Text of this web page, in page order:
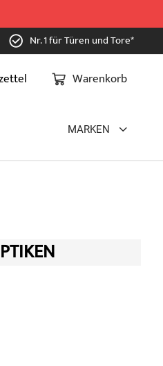
Nr. 1 für Türen und Tore*
Warenkorb
MARKEN